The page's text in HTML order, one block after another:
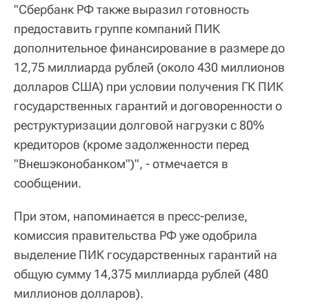
"Сбербанк РФ также выразил готовность
предоставить группе компаний ПИК
дополнительное финансирование в размере до
12,75 миллиарда рублей (около 430 миллионов
долларов США) при условии получения ГК ПИК
государственных гарантий и договоренности о
реструктуризации долговой нагрузки с 80%
кредиторов (кроме задолженности перед
"Внешэконобанком")", - отмечается в
сообщении.
При этом, напоминается в пресс-релизе,
комиссия правительства РФ уже одобрила
выделение ПИК государственных гарантий на
общую сумму 14,375 миллиарда рублей (480
миллионов долларов).